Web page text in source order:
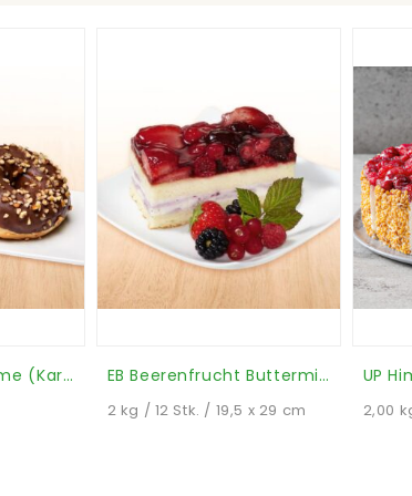
Donut Nougatcreme (Karton) EB Beerenfrucht Buttermilch Schnitte (Stück)
2 kg / 12 Stk. / 19,5 x 29 cm 2,00